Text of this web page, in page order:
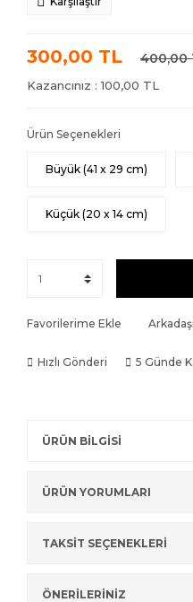
300,00 TL 400,00
Kazancınız : 100,00 TL
Ürün Seçenekleri
Büyük (41 x 29 cm)
Küçük (20 x 14 cm)
Favorilerime Ekle
Hızlı Gönderi 5 Günde
ÜRÜN BİLGİSİ
ÜRÜN YORUMLARI
TAKSİT SEÇENEKLERİ
ÖNERİLERİNİZ